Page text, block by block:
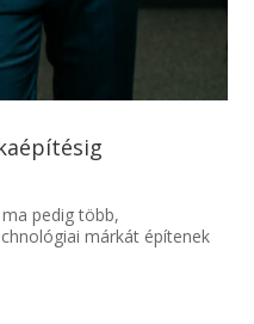
pedig több,
márkát építenek